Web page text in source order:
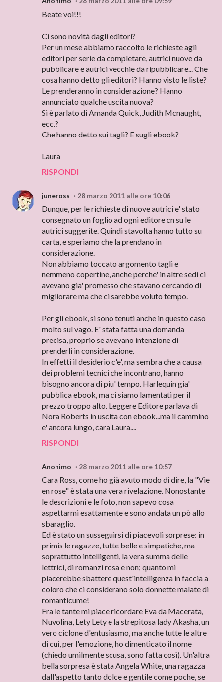
Beate voi!!!
Ci sono novità dagli editori?
Per un mese abbiamo raccolto le richieste agli
editori per serie da completare, autrici nuove da
pubblicare e autrici vecchie da ripubblicare... Che
cosa hanno detto gli editori? Hanno visto le liste?
Le prenderanno in considerazione? Hanno
annunciato qualche uscita nuova?
Si è parlato di Amanda Quick, Judith Mcnaught,
ecc.?
Che hanno detto sui tagli? E sugli ebook?
Laura
RISPONDI
juneross 28 marzo 2011 alle ore 10:06
Dunque, per le richieste di nuove autrici e' stato
consegnato un foglio ad ogni editore cn su le
autrici suggerite. Quindi stavolta hanno tutto su
carta, e speriamo che la prendano in
considerazione.
Non abbiamo toccato argomento tagli e
nemmeno copertine, anche perche' in altre sedi ci
avevano gia' promesso che stavano cercando di
migliorare ma che ci sarebbe voluto tempo.
Per gli ebook, si sono tenuti anche in questo caso
molto sul vago. E' stata fatta una domanda
precisa, proprio se avevano intenzione di
prenderli in considerazione.
In effetti il desiderio c'e', ma sembra che a causa
dei problemi tecnici che incontrano, hanno
bisogno ancora di piu' tempo. Harlequin gia'
pubblica ebook, ma ci siamo lamentati per il
prezzo troppo alto. Leggere Editore parlava di
Nora Roberts in uscita con ebook...ma il cammino
e' ancora lungo, cara Laura....
RISPONDI
Anonimo 28 marzo 2011 alle ore 10:57
Cara Ross, come ho già avuto modo di dire, la "Vie
en rose" è stata una vera rivelazione. Nonostante
le descrizioni e le foto, non sapevo cosa
aspettarmi esattamente e sono andata un pò allo
sbaraglio.
Ed è stato un susseguirsi di piacevoli sorprese: in
primis le ragazze, tutte belle e simpatiche, ma
soprattutto intelligenti, la vera summa delle
lettrici, di romanzi rosa e non; quanto mi
piacerebbe sbattere quest'intelligenza in faccia a
coloro che ci considerano solo donnette malate di
romanticume!
Fra le tante mi piace ricordare Eva da Macerata,
Nuvolina, Lety Lety e la strepitosa lady Akasha, un
vero ciclone d'entusiasmo, ma anche tutte le altre
di cui, per l'emozione, ho dimenticato il nome
(chiedo umilmente scusa, sono fatta così). Un'altra
bella sorpresa è stata Angela White, una ragazza
dall'aspetto tanto dolce e gentile come poche, se